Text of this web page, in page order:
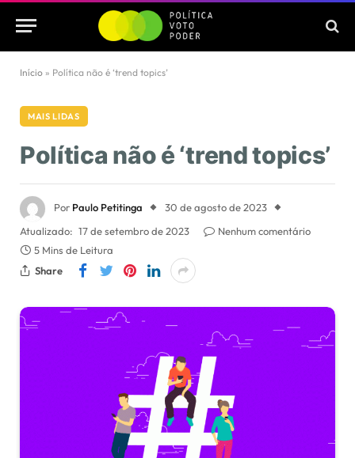
Início » Política não é ‘trend topics’
MAIS LIDAS
Política não é ‘trend topics’
Por Paulo Petitinga
30 de agosto de 2023
Atualizado: 17 de setembro de 2023
Nenhum comentário
5 Mins de Leitura
Share